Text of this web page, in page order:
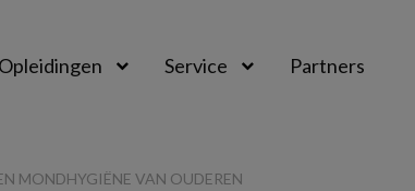
Service Partners
MONDHYGIËNE VAN OUDEREN